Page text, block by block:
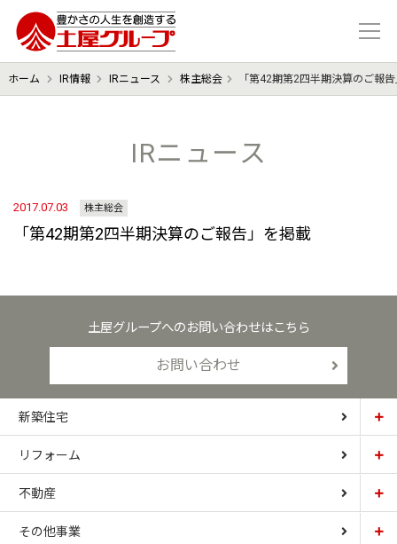
豊かさの人生を想像する 土屋グル
ホーム IR情報 IRニュース 株主総会 「第42期第2四半期決算のご報
IRニュース
2017.07.03 株主総会
「第42期第2四半期決算のご報告」を掲載
土屋グループへのお問い合わせはこちら
お問い合わせ
新築住宅
土屋ホーム
CARDINAL HOUSE
LIZNAS
リフォーム
土屋ホームトピア
不動産
土屋ホーム不動産
その他事業